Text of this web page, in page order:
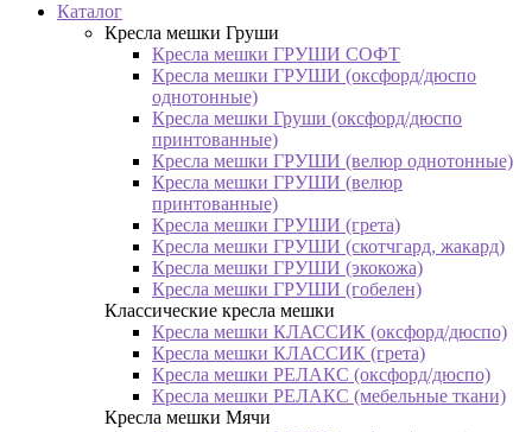
Каталог
Кресла мешки Груши
Кресла мешки ГРУШИ СОФТ
Кресла мешки ГРУШИ (оксфорд/дюспо
однотонные)
Кресла мешки Груши (оксфорд/дюспо
принтованные)
Кресла мешки ГРУШИ (велюр однотонные)
Кресла мешки ГРУШИ (велюр
принтованные)
Кресла мешки ГРУШИ (грета)
Кресла мешки ГРУШИ (скотчгард, жакард)
Кресла мешки ГРУШИ (экокожа)
Кресла мешки ГРУШИ (гобелен)
Классические кресла мешки
Кресла мешки КЛАССИК (оксфорд/дюспо)
Кресла мешки КЛАССИК (грета)
Креслa мешки РЕЛАКС (оксфорд/дюспо)
Креслa мешки РЕЛАКС (мебельные ткани)
Кресла мешки Мячи